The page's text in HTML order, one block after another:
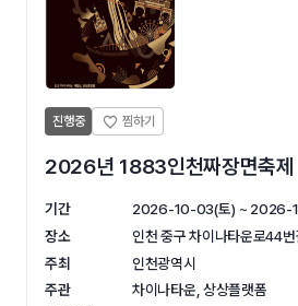
진행중
2026년 1883인천짜장면축제
기간
2026-10-03(토) ~ 2026-
장소
인천 중구 차이나타운로44
주최
인천광역시
주관
차이나타운, 상상플랫폼